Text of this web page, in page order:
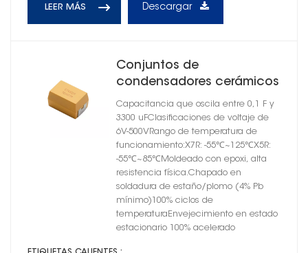
LEER MÁS Descargar
Conjuntos de
condensadores cerámicos
de montaje superficial
moldeado serie CT4502
X7R
Capacitancia que oscila entre 0,1 F y
3300 uFClasificaciones de voltaje de
6V-500VRango de temperatura de
funcionamiento:X7R: -55℃~125℃X5R:
-55℃~85℃Moldeado con epoxi, alta
resistencia física.Chapado en
soldadura de estaño/plomo (4% Pb
mínimo)100% ciclos de
temperaturaEnvejecimiento en estado
estacionario 100% acelerado